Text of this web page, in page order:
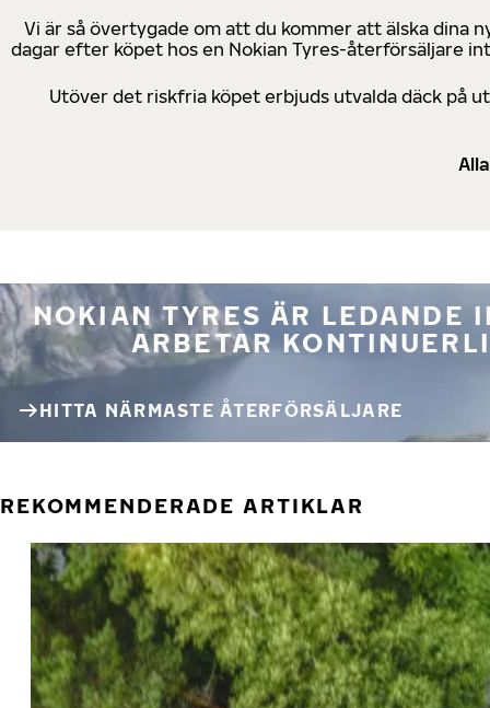
Vi är så övertygade om att du kommer att älska dina
dagar efter köpet hos en Nokian Tyres-återförsäljare
Utöver det riskfria köpet erbjuds utvalda däck på
NOKIAN TYRES ÄR LEDANDE
ARBETAR
HITTA NÄRMASTE ÅTERFÖRSÄLJARE
REKOMMENDERADE ARTIKLAR